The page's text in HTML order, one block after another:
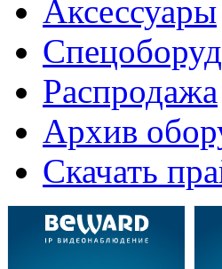
Аксессуары
Распродажа
Архив
Скачать